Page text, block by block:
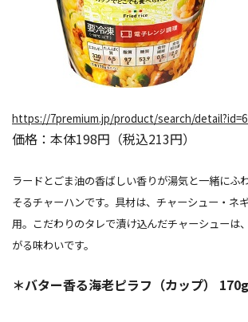
https://7premium.jp/product/search/
価格：本体198円（税込213円）
ラードとごま油の香ばしい香りが湯気と一緒にふ
そるチャーハンです。具材は、チャーシュー・ネ
用。こだわりのタレで漬け込んだチャーシューは
がる味わいです。
＊バター香る海老ピラフ（カップ） 170g